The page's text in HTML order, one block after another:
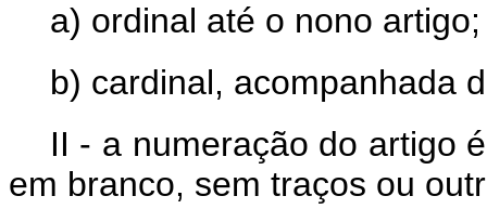
a) ordinal até o nono
b) cardinal, acompanhada
II - a numeração do artigo
em branco, sem traços ou